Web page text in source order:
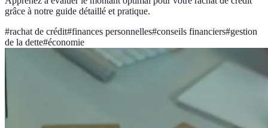
grâce à notre guide détaillé et pratique.
#rachat de crédit#finances personnelles#conseils financiers#gestion
de la dette#économie